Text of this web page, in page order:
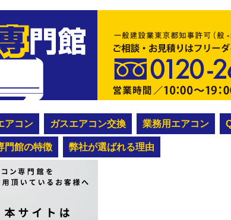
アコン ガスエアコン交換 業務用エアコン
門館の特徴 弊社が選ばれる理由